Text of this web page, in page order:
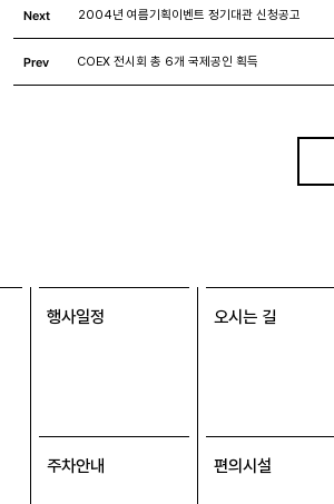
Next 2004년 여름기획이벤트 정기대관 신청공고
Prev COEX 전시회 총 6개 국제공인 획득
행사일정 오시는 길
주차안내 편의시설